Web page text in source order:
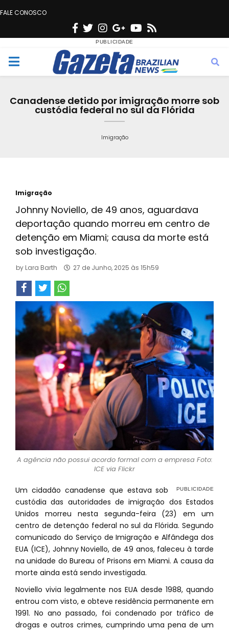
FALE CONOSCO
F
c
e
o
T
w
i
t
e
n
s
t
g
r
a
G
o
o
g
e
Y
u
t
b
s
M
Canadense detido por imigração morre sob
custódia federal no sul da Flórida
Imigração
Imigração
Johnny Noviello, de 49 anos, aguardava
deportação quando morreu em centro de
detenção em Miami; causa da morte está
sob investigação.
by Lara Barth 27 de Junho, 2025 às 15h59
A agência não possui acordo formal com a empresa Foto:
ICE via Flickr
Um cidadão canadense que estava sob
custódia das autoridades de imigração dos Estados
Unidos morreu nesta segunda-feira (23) em um
centro de detenção federal no sul da Flórida. Segundo
comunicado do Serviço de Imigração e Alfândega dos
EUA (ICE), Johnny Noviello, de 49 anos, faleceu à tarde
na unidade do Bureau of Prisons em Miami. A causa da
morte ainda está sendo investigada.
Noviello vivia legalmente nos EUA desde 1988, quando
entrou com visto, e obteve residência permanente em
1991. No ano passado, foi condenado por tráfico de
drogas e outros crimes, cumprindo uma pena de um